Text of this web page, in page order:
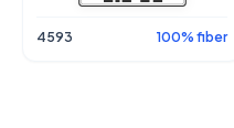
4593 100% fiber